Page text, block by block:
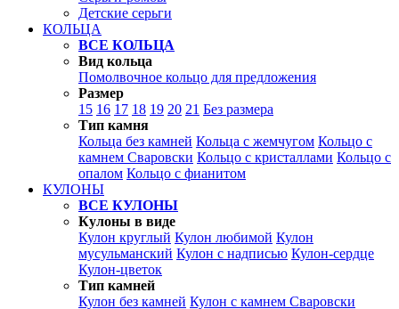
Детские серьги
КОЛЬЦА
ВСЕ КОЛЬЦА
Вид кольца
Помолвочное кольцо для предложения
Размер
15 16 17 18 19 20 21 Без размера
Тип камня
Кольца без камней Кольца с жемчугом Кольцо с
камнем Сваровски Кольцо с кристаллами Кольцо с
опалом Кольцо с фианитом
КУЛОНЫ
ВСЕ КУЛОНЫ
Кулоны в виде
Кулон круглый Кулон любимой Кулон
мусульманский Кулон с надписью Кулон-сердце
Кулон-цветок
Тип камней
Кулон без камней Кулон с камнем Сваровски